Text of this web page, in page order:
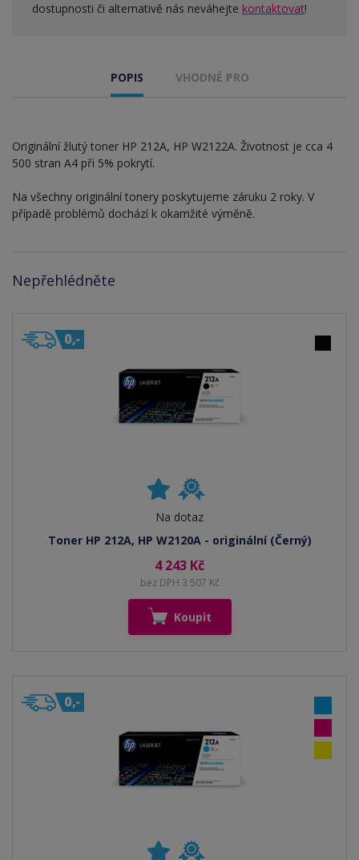
dostupnosti či alternativě nás neváhejte kontaktovat!
POPIS VHODNÉ PRO
Originální žlutý toner HP 212A, HP W2122A. Životnost je cca 4
500 stran A4 při 5% pokrytí.
Na všechny originální tonery poskytujeme záruku 2 roky. V
případě problémů dochází k okamžité výměně.
Nepřehlédněte
Na dotaz
Toner HP 212A, HP W2120A - originální (Černý)
4 243 Kč
bez DPH 3 507 Kč
Koupit